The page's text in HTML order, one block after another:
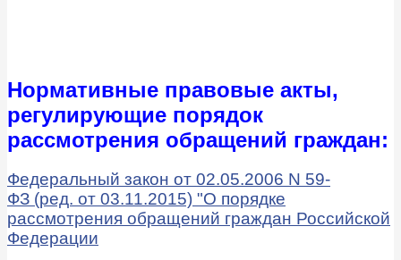
Нормативные правовые акты,
регулирующие порядок
рассмотрения обращений граждан:
Федеральный закон от 02.05.2006 N 59-
ФЗ (ред. от 03.11.2015) "О порядке
рассмотрения обращений граждан Российской
Федерации